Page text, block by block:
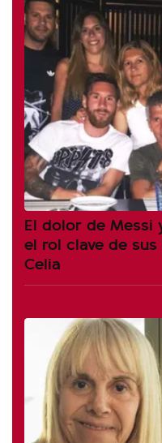
El dolor de Messi
el rol clave de
Celia